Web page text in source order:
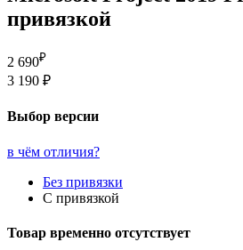
привязкой
2 690₽
3 190 ₽
Выбор версии
в чём отличия?
Без привязки
С привязкой
Товар временно отсутствует